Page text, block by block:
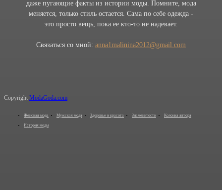
даже пугающие факты из истории моды. Помните, мода
меняется, только стиль остается. Сама по себе одежда -
это просто вещь, пока ее кто-то не надевает.
Связаться со мной: anna1malinina2012@gmail.com
Copyright ModaGoda.com
Женская мода Мужская мода Здоровье и красота Знаменитости Колонка автора
История моды